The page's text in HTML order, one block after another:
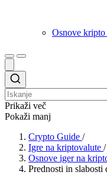
Osnove kripto
Prikaži več
Pokaži manj
Crypto Guide /
Igre na kriptovalute /
Osnove iger na
Prednosti in slabosti